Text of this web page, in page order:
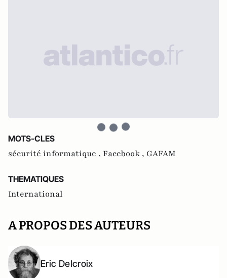
MOTS-CLES
sécurité informatique , Facebook , GAFAM
THEMATIQUES
International
A PROPOS DES AUTEURS
Eric Delcroix